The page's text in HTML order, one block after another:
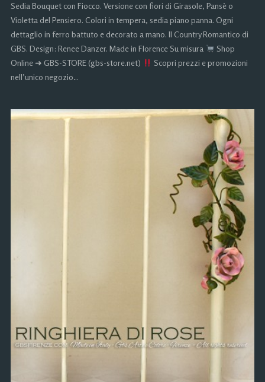
Sedia Bouquet con Fiocco. Versione con fiori di Girasole, Pansè o
Violetta del Pensiero. Colori in tempera, sedia piano panna. Ogni
dettaglio in ferro battuto e decorato a mano. Il Country Romantico di
GBS. Design: Renee Danzer. Made in Florence Su misura
Shop
Online ➜ GBS-STORE (gbs-store.net)
Scopri prezzi e promozioni
nell’unico negozio…